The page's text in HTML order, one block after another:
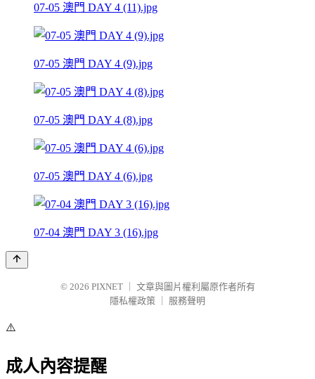
07-05 澳門 DAY 4 (11).jpg
07-05 澳門 DAY 4 (9).jpg
07-05 澳門 DAY 4 (8).jpg
07-05 澳門 DAY 4 (6).jpg
07-04 澳門 DAY 3 (16).jpg
© 2026 PIXNET
文章與圖片權利屬原作者所有
隱私權政策
服務聲明
⚠️
成人內容提醒